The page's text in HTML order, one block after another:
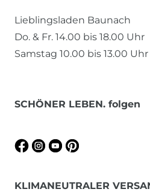
Lieblingsladen Baunach
Do. & Fr. 14.00 bis 18.00 Uhr
Samstag 10.00 bis 13.00 Uhr
SCHÖNER LEBEN. folgen
KLIMANEUTRALER